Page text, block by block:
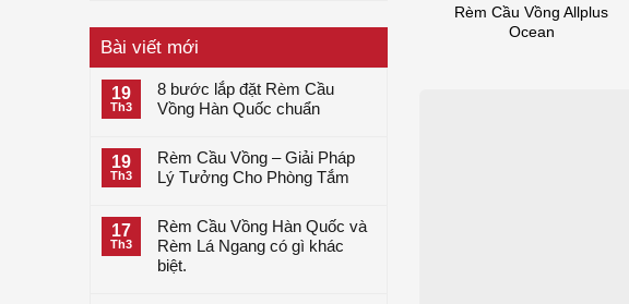
Bài viết mới
19
Th3
8 bước lắp đặt Rèm Cầu
Vồng Hàn Quốc chuẩn
19
Th3
Rèm Cầu Vồng – Giải Pháp
Lý Tưởng Cho Phòng Tắm
17
Th3
Rèm Cầu Vồng Hàn Quốc và
Rèm Lá Ngang có gì khác
biệt.
Rèm Cầu Vồng Allplus
Ocean